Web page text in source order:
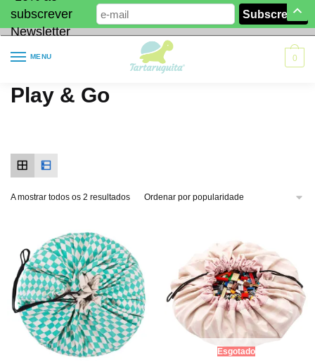
subscrever
Newsletter
MENU 0
Play & Go
A mostrar todos os 2 resultados
Esgotado